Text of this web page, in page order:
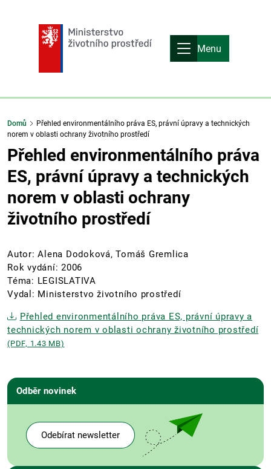
Menu
Domů
Přehled environmentálního práva ES, právní úpravy a technických
norem v oblasti ochrany životního prostředí
Přehled environmentálního práva
ES, právní úpravy a technických
norem v oblasti ochrany
životního prostředí
Autor: Alena Dodoková, Tomáš Gremlica
Rok vydání: 2006
Téma: LEGISLATIVA
Vydal: Ministerstvo životního prostředí
Přehled environmentálního práva ES, právní úpravy a
technických norem v oblasti ochrany životního prostředí
(PDF, 1.43 MB)
Odběr novinek
Odebírat newsletter